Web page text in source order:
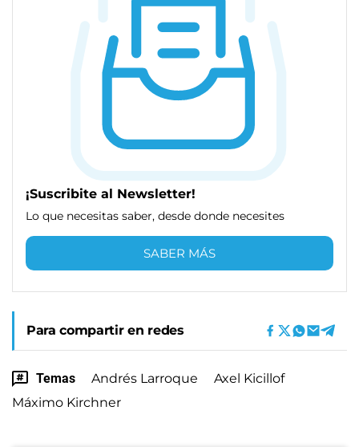
¡Suscribite al Newsletter!
Lo que necesitas saber, desde donde necesites
SABER MÁS
Para compartir en redes
Temas Andrés Larroque
Axel Kicillof
Máximo Kirchner